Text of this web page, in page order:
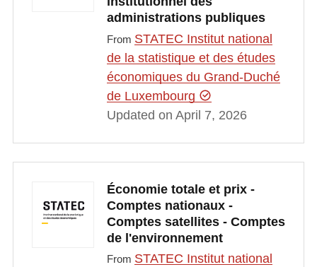
administrations publiques
From STATEC Institut national
de la statistique et des études
économiques du Grand-Duché
de Luxembourg
Updated on April 7, 2026
Économie totale et prix -
Comptes nationaux -
Comptes satellites - Comptes
de l'environnement
From STATEC Institut national